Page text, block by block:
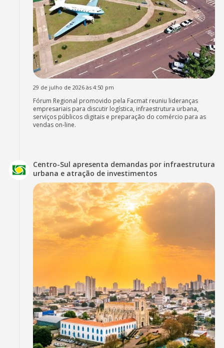
29 de julho de 2026 às 4:50 pm
Fórum Regional promovido pela Facmat reuniu lideranças
empresariais para discutir logística, infraestrutura urbana,
serviços públicos digitais e preparação do comércio para as
vendas on-line.
Centro-Sul apresenta demandas por infraestrutura
urbana e atração de investimentos